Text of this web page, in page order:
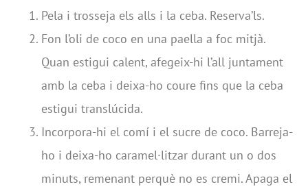
Pela i trosseja els alls i la ceba. Reserva’ls.
Fon l’oli de coco en una paella a foc mitjà.
Quan estigui calent, afegeix-hi l’all juntament
amb la ceba i deixa-ho coure fins que la ceba
estigui translúcida.
Incorpora-hi el comí i el sucre de coco. Barreja-
ho i deixa-ho caramel·litzar durant un o dos
minuts, remenant perquè no es cremi. Apaga el